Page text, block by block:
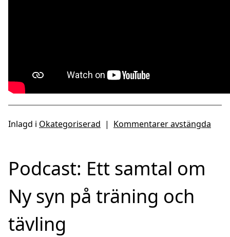
Inlagd i Okategoriserad | Kommentarer avstängda
Podcast: Ett samtal om
Ny syn på träning och
tävling